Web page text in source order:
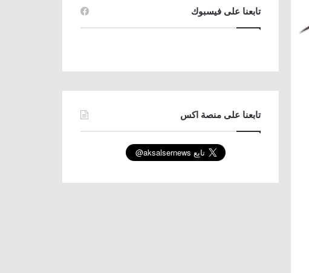
تابعنا على فيسبوك
تابعنا على منصة اكس